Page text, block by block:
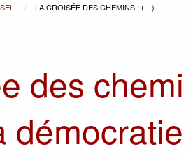
LA CROISÉE DES CHEMINS : (…)
des
démocratie